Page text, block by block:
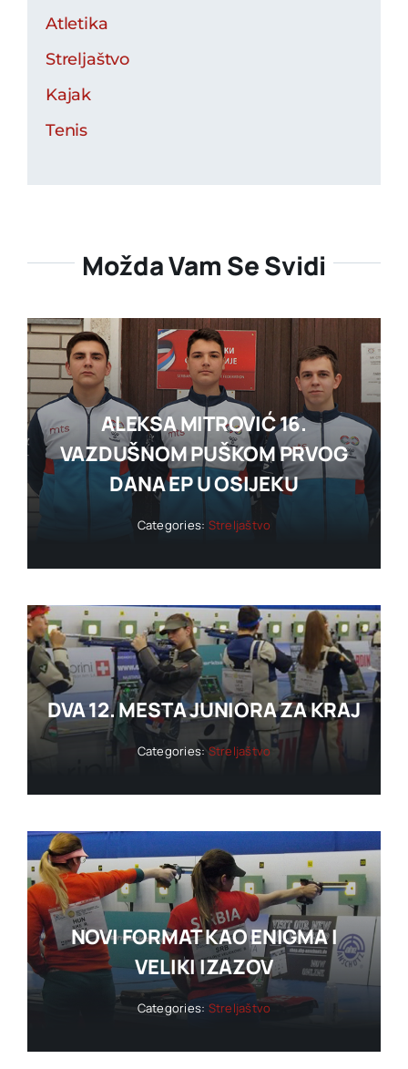
Atletika
Streljaštvo
Kajak
Tenis
Možda Vam Se Svidi
ALEKSA MITROVIĆ 16.
VAZDUŠNOM PUŠKOM PRVOG
DANA EP U OSIJEKU
Categories: Streljaštvo
DVA 12. MESTA JUNIORA ZA KRAJ
Categories: Streljaštvo
NOVI FORMAT KAO ENIGMA I
VELIKI IZAZOV
Categories: Streljaštvo